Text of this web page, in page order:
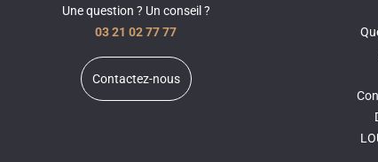
Une question ? Un conseil ?
03 21 02 77 77
Contactez-nous